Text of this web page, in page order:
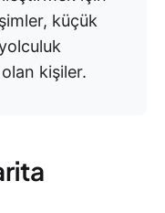
küçük
kişiler.